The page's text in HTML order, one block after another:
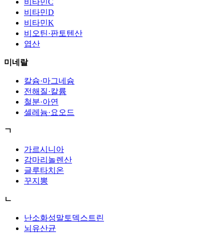
비타민D
비타민K
비오틴·판토텐산
엽산
미네랄
칼슘·마그네슘
전해질·칼륨
철분·아연
셀레늄·요오드
ㄱ
가르시니아
감마리놀렌산
글루타치온
꾸지뽕
ㄴ
난소화성말토덱스트린
뇌유산균